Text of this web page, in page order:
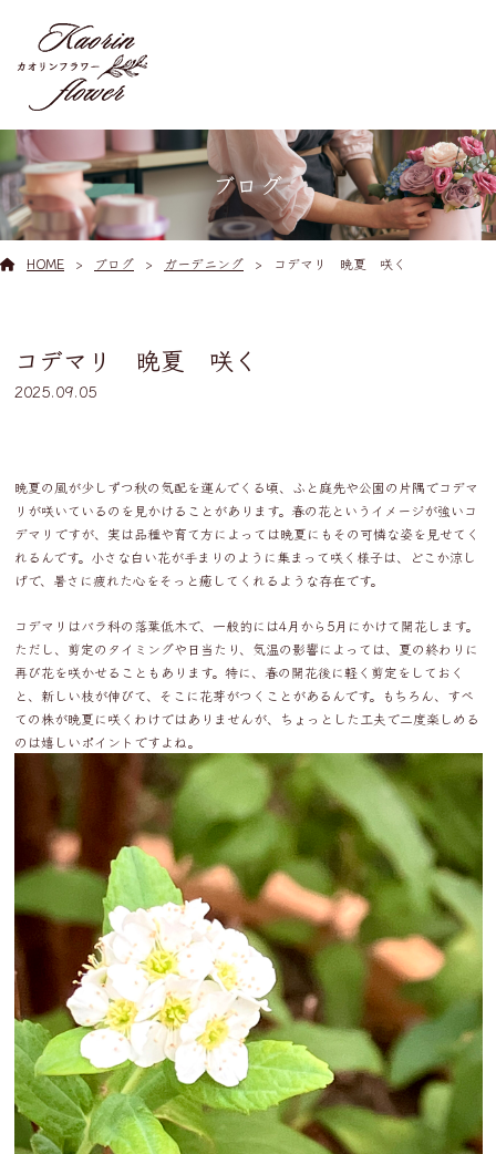
ブログ
HOME ブログ ガーデニング コデマリ 晩夏 咲く
コデマリ 晩夏 咲く
2025.09.05
晩夏の風が少しずつ秋の気配を運んでくる頃、ふと庭先や公園の片隅でコデマ
リが咲いているのを見かけることがあります。春の花というイメージが強いコ
デマリですが、実は品種や育て方によっては晩夏にもその可憐な姿を見せてく
れるんです。小さな白い花が手まりのように集まって咲く様子は、どこか涼し
げで、暑さに疲れた心をそっと癒してくれるような存在です。
コデマリはバラ科の落葉低木で、一般的には4月から5月にかけて開花します。
ただし、剪定のタイミングや日当たり、気温の影響によっては、夏の終わりに
再び花を咲かせることもあります。特に、春の開花後に軽く剪定をしておく
と、新しい枝が伸びて、そこに花芽がつくことがあるんです。もちろん、すべ
ての株が晩夏に咲くわけではありませんが、ちょっとした工夫で二度楽しめる
のは嬉しいポイントですよね。